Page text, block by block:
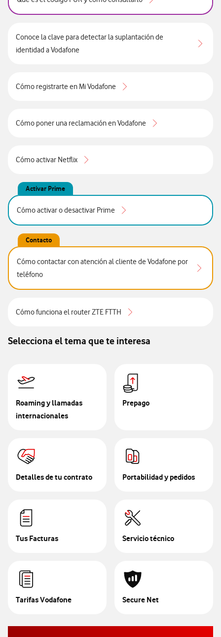
Conoce la clave para detectar la suplantación de
identidad a Vodafone
Cómo registrarte en Mi Vodafone
Cómo poner una reclamación en Vodafone
Cómo activar Netflix
Activar Prime
Cómo activar o desactivar Prime
Contacto
Cómo contactar con atención al cliente de Vodafone por
teléfono
Cómo funciona el router ZTE FTTH
Selecciona el tema que te interesa
Roaming y llamadas
internacionales
Prepago
Detalles de tu contrato Portabilidad y pedidos
Tus Facturas Servicio técnico
Tarifas Vodafone Secure Net